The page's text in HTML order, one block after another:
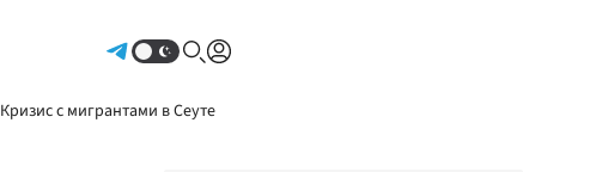
Кризис с мигрантами в Сеуте